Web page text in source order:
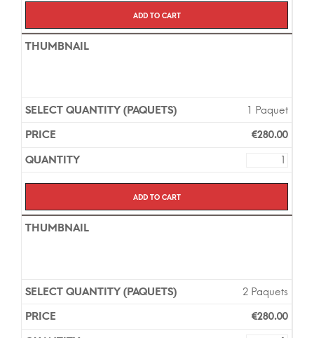
Add to cart
1 Paquet
€280.00
Add to cart
2 Paquets
€280.00